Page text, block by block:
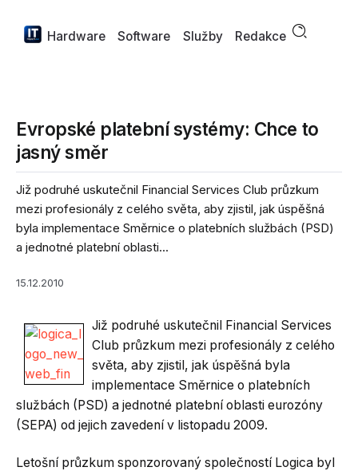
Hardware Software Služby Redakce
Evropské platební systémy: Chce to
jasný směr
Již podruhé uskutečnil Financial Services Club průzkum
mezi profesionály z celého světa, aby zjistil, jak úspěšná
byla implementace Směrnice o platebních službách (PSD)
a jednotné platební oblasti...
15.12.2010
Již podruhé uskutečnil Financial Services
Club průzkum mezi profesionály z celého
světa, aby zjistil, jak úspěšná byla
implementace Směrnice o platebních
službách (PSD) a jednotné platební oblasti eurozóny
(SEPA) od jejich zavedení v listopadu 2009.
Letošní průzkum sponzorovaný společností Logica byl